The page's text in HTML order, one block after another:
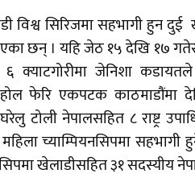
विश्व सिरिजमा सहभागी हुन
छन् । यहि जेठ १५ देखि १७
क्याटगोरीमा जेनिशा
माहोल फेरि एकपटक
टोली नेपालसहित ८ राष्ट्र
च्याम्पियनसिपमा
खेलाडीसहित ३१ सदस्यीय